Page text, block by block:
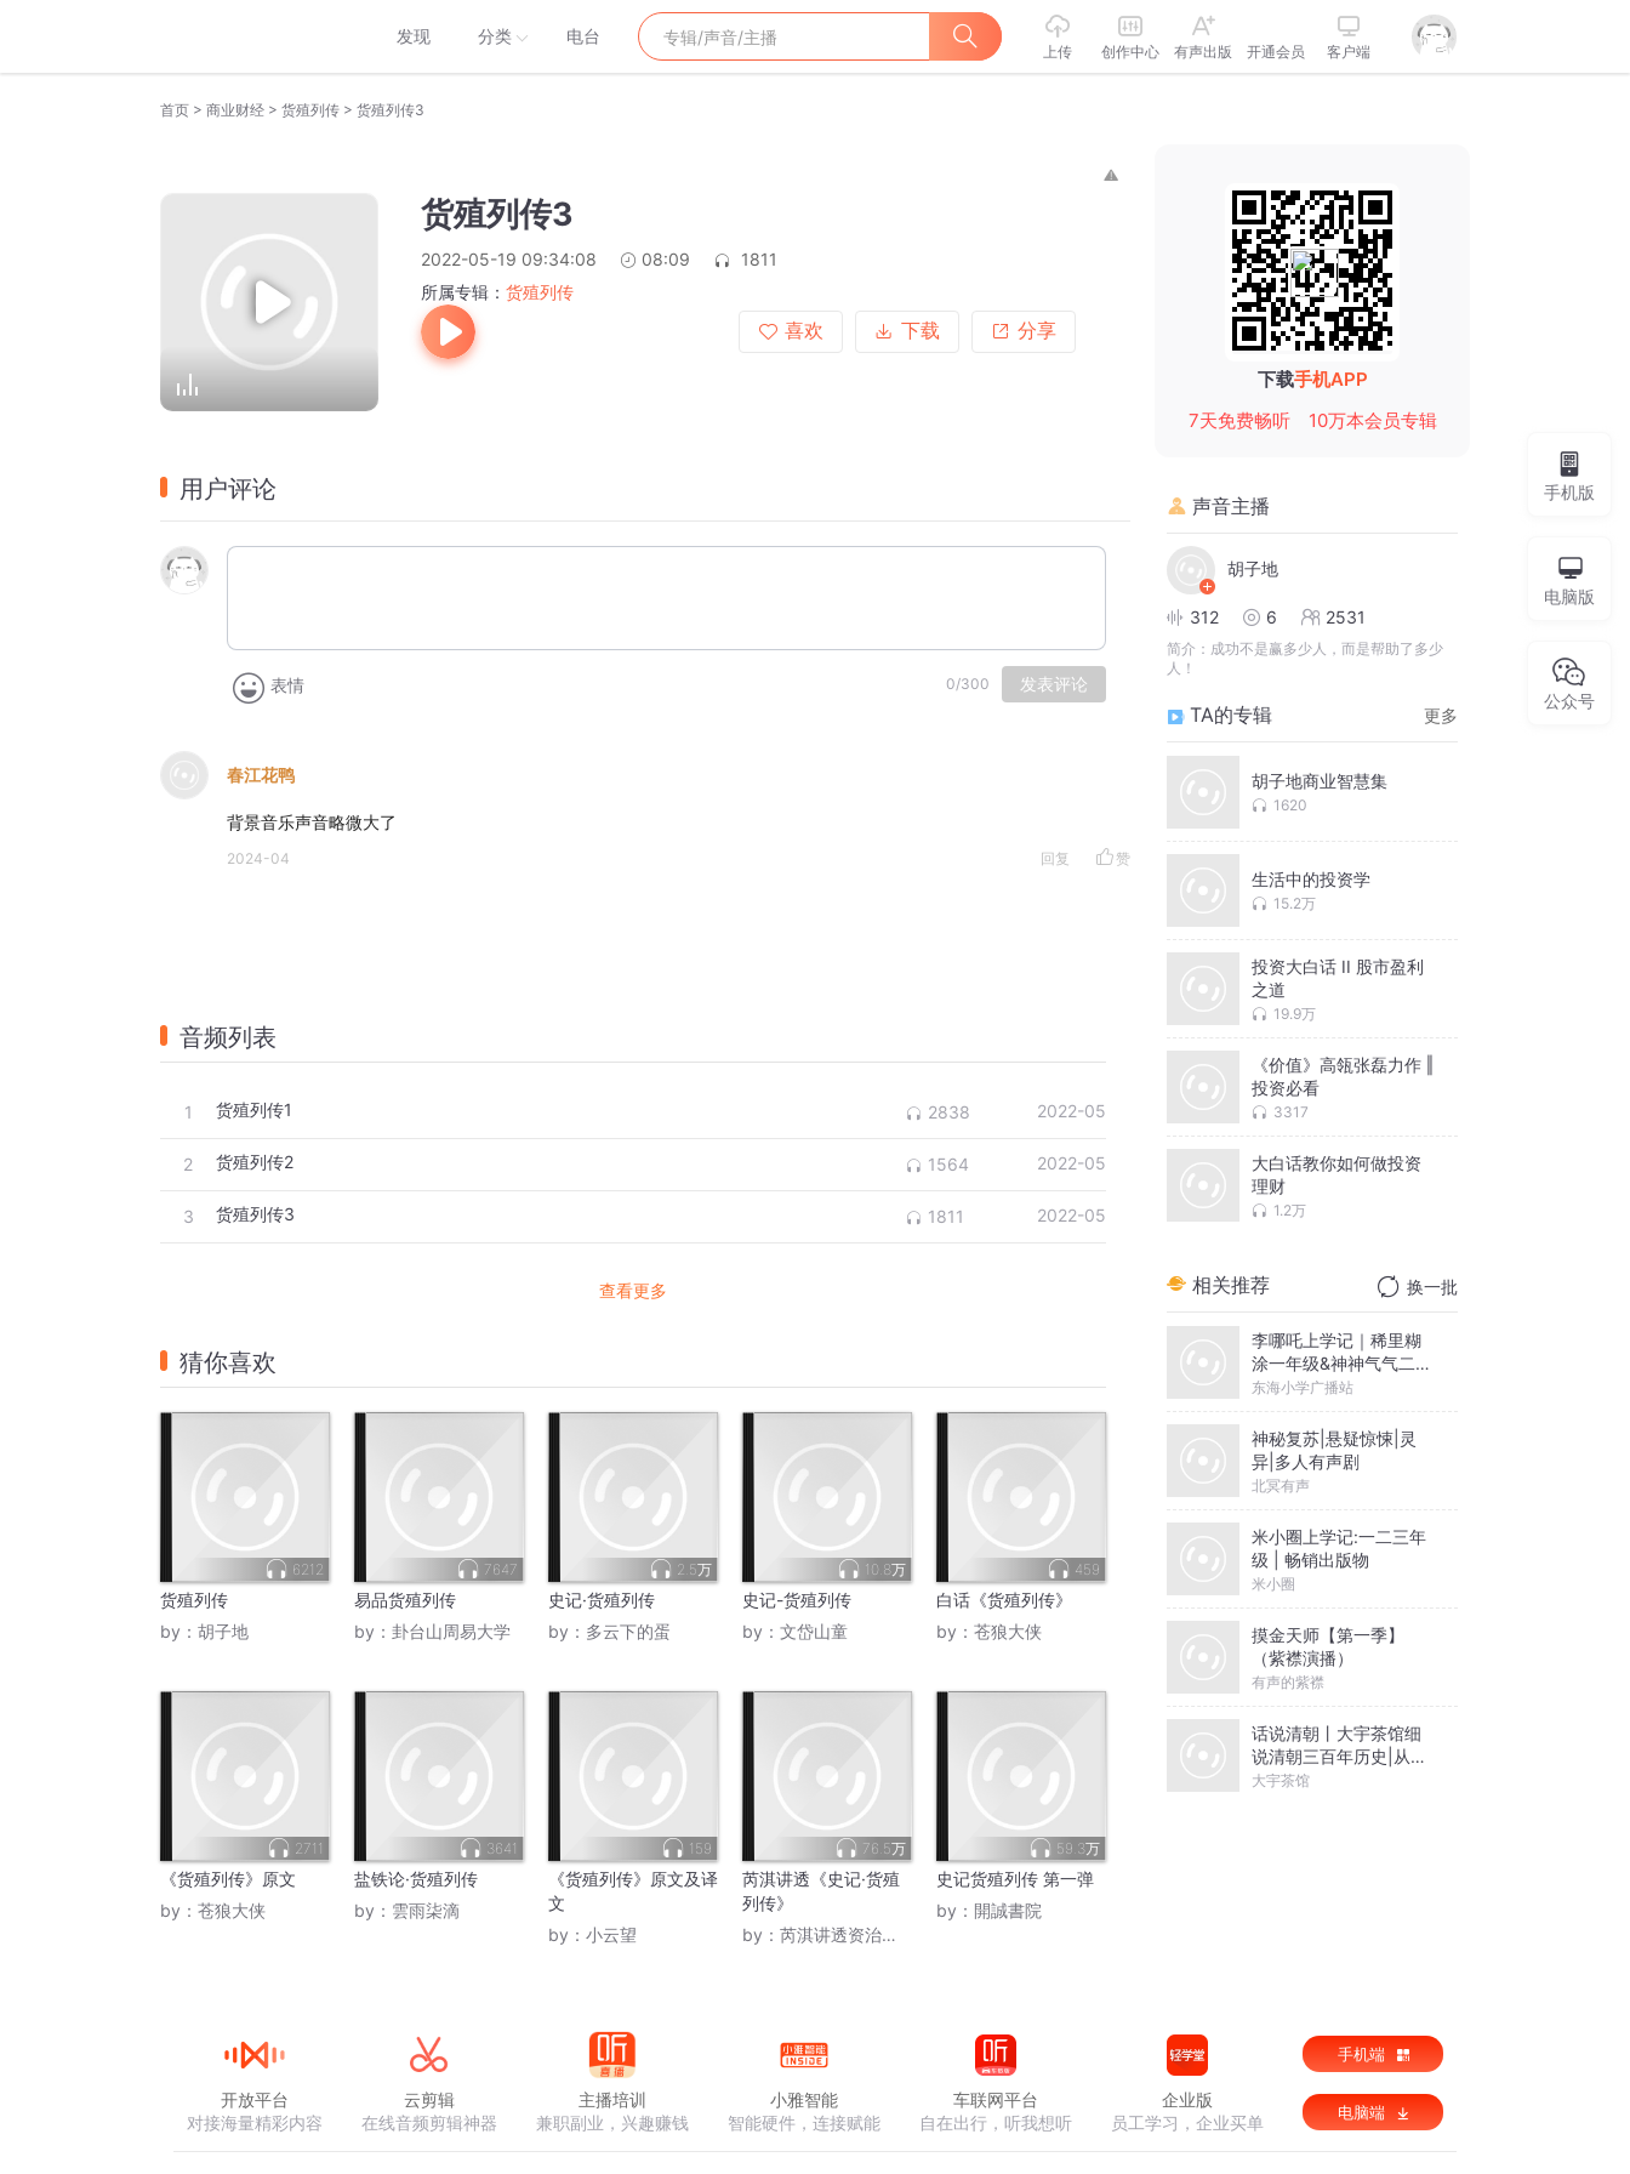
发现 分类 电台
上传 创作中心 有声出版 开通会员 客户端
首页 > 商业财经 > 货殖列传 > 货殖列传3
货殖列传3
2022-05-19 09:34:08 08:09
1811
所属专辑： 货殖列传
喜欢
下载 分享
用户评论
表情 0/300 发表评论
春江花鸭
背景音乐声音略微大了
2024-04 回复 赞
音频列表
1 货殖列传1 2838 2022-05
2 货殖列传2 1564 2022-05
3 货殖列传3 1811 2022-05
查看更多
猜你喜欢
6212
货殖列传
by： 胡子地
7647
易品货殖列传
by： 卦台山周易大学
2.5万
史记·货殖列传
by： 多云下的蛋
10.8万
史记-货殖列传
by： 文岱山童
459
白话《货殖列传》
by： 苍狼大侠
2711
《货殖列传》原文
by： 苍狼大侠
3641
盐铁论·货殖列传
by： 雲雨柒滴
159
《货殖列传》原文及译
文
by： 小云望
76.5万
芮淇讲透《史记·货殖
列传》
by： 芮淇讲透资治通鉴
59.3万
史记货殖列传 第一弹
by： 開誠書院
下载手机APP
7天免费畅听
10万本会员专辑
声音主播
胡子地
312 6 2531
简介： 成功不是赢多少人，而是帮助了多少
人！
TA的专辑 更多
胡子地商业智慧集
1620
生活中的投资学
15.2万
投资大白话 II 股市盈利
之道
19.9万
《价值》高瓴张磊力作 ‖
投资必看
3317
大白话教你如何做投资
理财
1.2万
相关推荐 换一批
李哪吒上学记｜稀里糊
涂一年级&神神气气二年
级
东海小学广播站
神秘复苏|悬疑惊悚|灵
异|多人有声剧
北冥有声
米小圈上学记:一二三年
级 | 畅销出版物
米小圈
摸金天师【第一季】
（紫襟演播）
有声的紫襟
话说清朝丨大宇茶馆细
说清朝三百年历史|从努
尔哈赤到末代皇帝溥仪|
大宇茶馆
手机版
电脑版
公众号
开放平台
对接海量精彩内容
云剪辑
在线音频剪辑神器
主播培训
兼职副业，兴趣赚钱
小雅智能
智能硬件，连接赋能
车联网平台
自在出行，听我想听
企业版
员工学习，企业买单
手机端
电脑端